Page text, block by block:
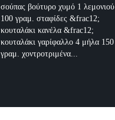
σούπας βούτυρο χυμό 1 λεμονιού
100 γραμ. σταφίδες &frac12;
κουταλάκι κανέλα &frac12;
κουταλάκι γαρίφαλλο 4 μήλα 150
γραμ. χοντροτριμένα...